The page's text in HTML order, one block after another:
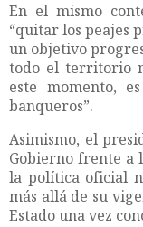
En el mismo
“quitar los peajes
un objetivo
todo el territorio
este momento,
banqueros”.
Asimismo, el
Gobierno frente a
la política oficial
más allá de su
Estado una vez